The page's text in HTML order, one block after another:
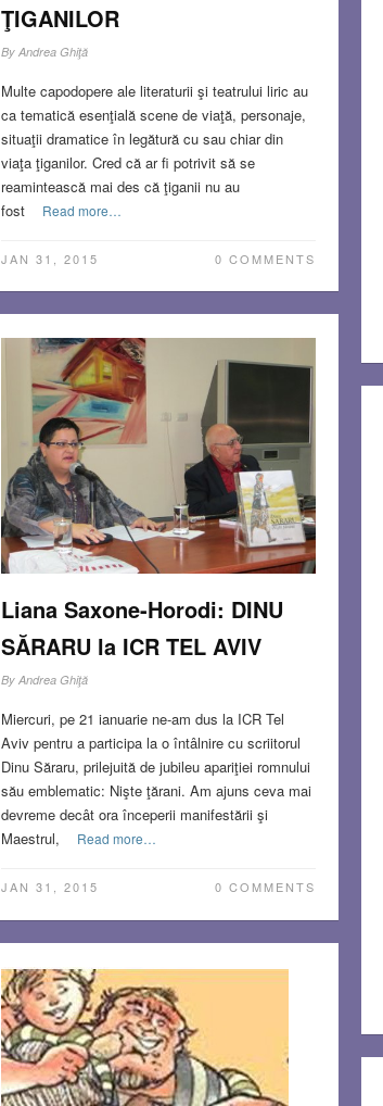
ŢIGANILOR
By Andrea Ghiţă
Multe capodopere ale literaturii şi teatrului liric au
ca tematică esenţială scene de viaţă, personaje,
situaţii dramatice în legătură cu sau chiar din
viaţa ţiganilor. Cred că ar fi potrivit să se
reamintească mai des că ţiganii nu au
fost
Read more…
JAN 31, 2015 0 COMMENTS
Liana Saxone-Horodi: DINU
SĂRARU la ICR TEL AVIV
By Andrea Ghiţă
Miercuri, pe 21 ianuarie ne-am dus la ICR Tel
Aviv pentru a participa la o întâlnire cu scriitorul
Dinu Săraru, prilejuită de jubileu apariţiei romnului
său emblematic: Nişte ţărani. Am ajuns ceva mai
devreme decât ora începerii manifestării şi
Maestrul,
Read more…
JAN 31, 2015 0 COMMENTS